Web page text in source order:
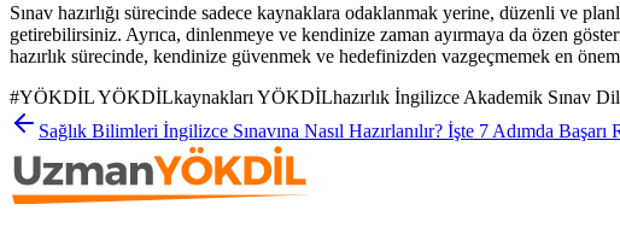
Sınav hazırlığı sürecinde sadece kaynaklara odaklanmak yerine, düzenli ve
getirebilirsiniz. Ayrıca, dinlenmeye ve kendinize zaman ayırmaya da özen
hazırlık sürecinde, kendinize güvenmek ve hedefinizden vazgeçmemek en
#YÖKDİL YÖKDİLkaynakları YÖKDİLhazırlık İngilizce Akademik Sınav
Sağlık Bilimleri İngilizce Sınavına Nasıl Hazırlanılır? İşte 7 Adımda Başarı